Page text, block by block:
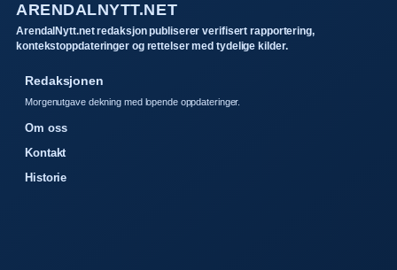
ARENDALNYTT.NET
ArendalNytt.net redaksjon publiserer verifisert rapportering,
kontekstoppdateringer og rettelser med tydelige kilder.
Redaksjonen
Morgenutgave dekning med lopende oppdateringer.
Om oss
Kontakt
Historie